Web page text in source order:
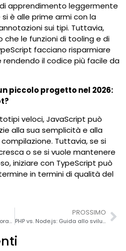
apprendimento leggermente
è alle prime armi con la
sui tipi. Tuttavia,
le funzioni di tooling e di
facciano risparmiare
il codice più facile da
piccolo progetto nel 2026:
veloci, JavaScript può
alla sua semplicità e alla
Tuttavia, se si
o se si vuole mantenere
iniziare con TypeScript può
in termini di qualità del
Implementazione di un decoratore di scala in un elenco piatto trascinabile in React Native
PROSSIMO
PHP vs. Node.js: Guida allo sviluppo web moderno